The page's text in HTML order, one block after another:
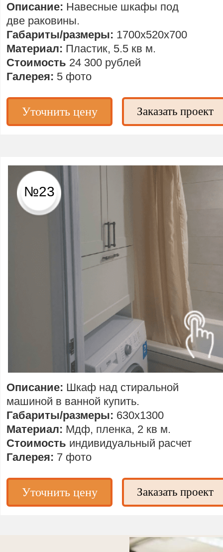
Заказать проект
Уточнить цену
Описание: Навесные шкафы под
две раковины.
Габариты/размеры: 1700х520х700
Материал: Пластик, 5.5 кв м.
Стоимость 24 300 рублей
Галерея: 5 фото
№23
Заказать проект
Уточнить цену
Описание: Шкаф над стиральной
машиной в ванной купить.
Габариты/размеры: 630х1300
Материал: Мдф, пленка, 2 кв м.
Стоимость индивидуальный расчет
Галерея: 7 фото